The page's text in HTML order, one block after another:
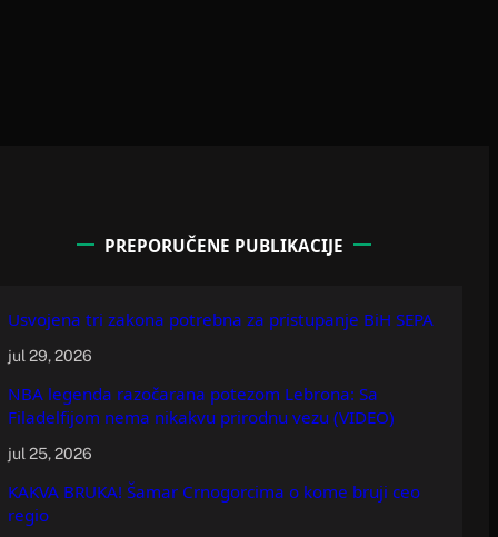
PREPORUČENE PUBLIKACIJE
Usvojena tri zakona potrebna za pristupanje BiH SEPA
jul 29, 2026
NBA legenda razočarana potezom Lebrona: Sa
Filadelfijom nema nikakvu prirodnu vezu (VIDEO)
jul 25, 2026
KAKVA BRUKA! Šamar Crnogorcima o kome bruji ceo
regio